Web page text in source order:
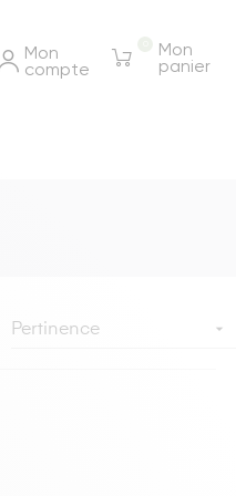
Mon
compte
Mon
panier
Pertinence 